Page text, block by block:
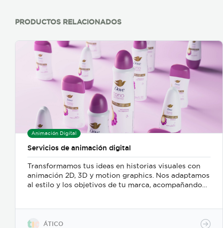
PRODUCTOS RELACIONADOS
Animación Digital
Servicios de animación digital
Transformamos tus ideas en historias visuales con
animación 2D, 3D y motion graphics. Nos adaptamos
al estilo y los objetivos de tu marca, acompañando
https://www.atico.cr/es/servicios/servicios-
ÁTICO